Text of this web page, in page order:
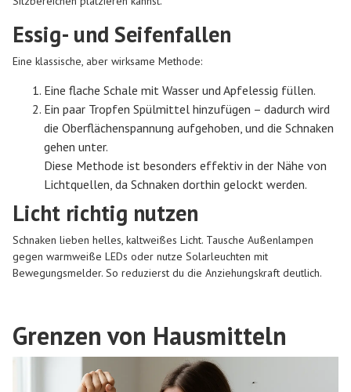
Essig- und Seifenfallen
Eine klassische, aber wirksame Methode:
Eine flache Schale mit Wasser und Apfelessig füllen.
Ein paar Tropfen Spülmittel hinzufügen – dadurch wird
die Oberflächenspannung aufgehoben, und die Schnaken
gehen unter.
Diese Methode ist besonders effektiv in der Nähe von
Lichtquellen, da Schnaken dorthin gelockt werden.
Licht richtig nutzen
Schnaken lieben helles, kaltweißes Licht. Tausche Außenlampen
gegen warmweiße LEDs oder nutze Solarleuchten mit
Bewegungsmelder. So reduzierst du die Anziehungskraft deutlich.
Grenzen von Hausmitteln